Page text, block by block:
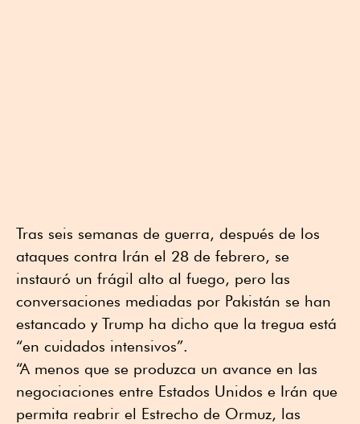
Tras seis semanas de guerra, después de los
ataques contra Irán el 28 de febrero, se
instauró un frágil alto al fuego, pero las
conversaciones mediadas por Pakistán se han
estancado y Trump ha dicho que la tregua está
“en cuidados intensivos”.
“A menos que se produzca un avance en las
negociaciones entre Estados Unidos e Irán que
permita reabrir el Estrecho de Ormuz, las